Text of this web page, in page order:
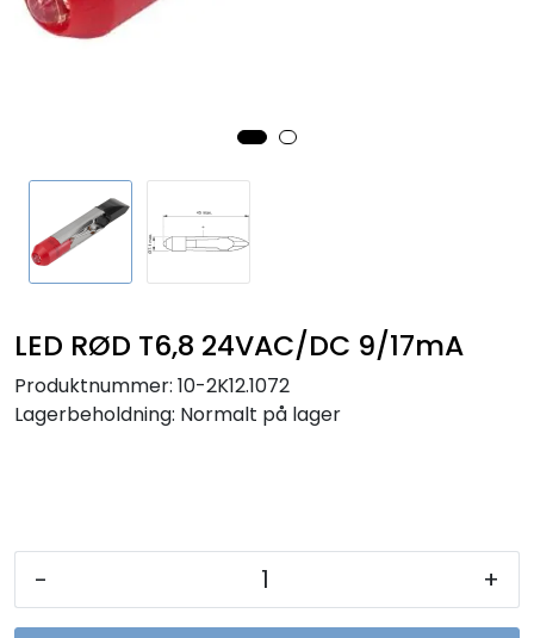
LED RØD T6,8 24VAC/DC 9/17mA
Produktnummer: 10-2K12.1072
Lagerbeholdning: Normalt på lager
- +
Sikringer